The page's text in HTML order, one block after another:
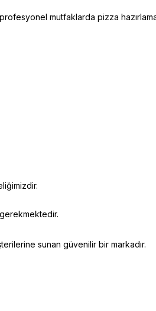
mutfaklarda pizza
sunan güvenilir bir markadır.